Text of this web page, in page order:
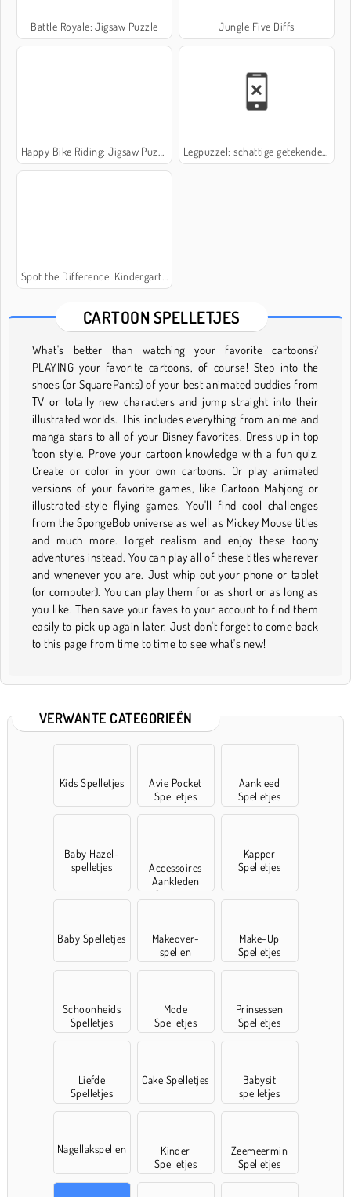
Battle Royale: Jigsaw Puzzle Jungle Five Diffs
Happy Bike Riding: Jigsaw Puzzle Legpuzzel: schattige getekende beertjes
Spot the Difference: Kindergarten
CARTOON SPELLETJES
What's better than watching your favorite cartoons?
PLAYING your favorite cartoons, of course! Step into the
shoes (or SquarePants) of your best animated buddies from
TV or totally new characters and jump straight into their
illustrated worlds. This includes everything from anime and
manga stars to all of your Disney favorites. Dress up in top
'toon style. Prove your cartoon knowledge with a fun quiz.
Create or color in your own cartoons. Or play animated
versions of your favorite games, like Cartoon Mahjong or
illustrated-style flying games. You'll find cool challenges
from the SpongeBob universe as well as Mickey Mouse titles
and much more. Forget realism and enjoy these toony
adventures instead. You can play all of these titles wherever
and whenever you are. Just whip out your phone or tablet
(or computer). You can play them for as short or as long as
you like. Then save your faves to your account to find them
easily to pick up again later. Just don't forget to come back
to this page from time to time to see what's new!
VERWANTE CATEGORIEËN
Kids Spelletjes
Avie Pocket
Spelletjes
Aankleed
Spelletjes
Baby Hazel-
spelletjes
Accessoires
Aankleden
Spelletjes
Kapper
Spelletjes
Baby Spelletjes
Makeover-
spellen
Make-Up
Spelletjes
Schoonheids
Spelletjes
Mode
Spelletjes
Prinsessen
Spelletjes
Liefde
Spelletjes
Cake Spelletjes
Babysit
spelletjes
Nagellakspellen
Kinder
Spelletjes
Zeemeermin
Spelletjes